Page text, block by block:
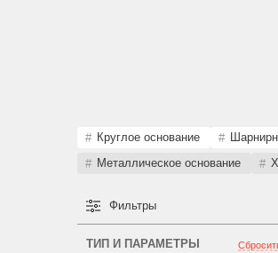
Колпачки на
Круглое основание
Металлическое основание
Фильтры
ТИП И ПАРАМЕТРЫ